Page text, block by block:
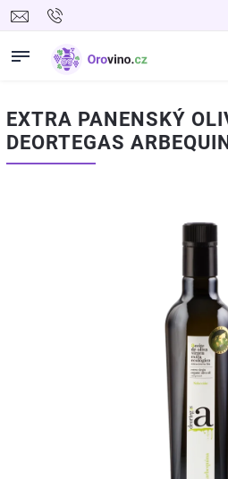
EXTRA PANENSKÝ
DEORTEGAS